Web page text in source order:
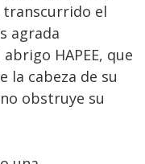
el
agrada
HAPEE, que
la cabeza de su
obstruye su